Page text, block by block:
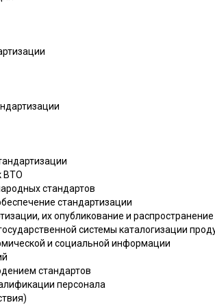
ВТО
стандартов
стандартизации
их опубликование и распространение
системы каталогизации
и социальной информации
стандартов
персонала